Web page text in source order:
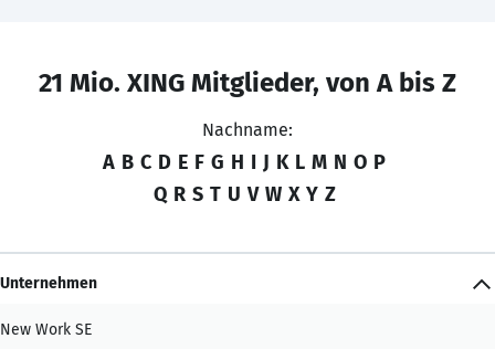
21 Mio. XING Mitglieder, von A bis Z
Nachname:
A B C D E F G H I J K L M N O P
Q R S T U V W X Y Z
Unternehmen
New Work SE